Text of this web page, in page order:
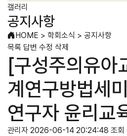
갤러리
공지사항
HOME > 학회소식 > 공지사항
목록 답변 수정 삭제
[구성주의유아
계연구방법세
연구자 윤리교
관리자 2026-06-14 20:24:48 조